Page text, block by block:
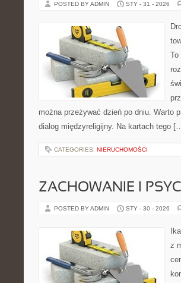
POSTED BY ADMIN STY - 31 - 2026
To
można przeżywać dzień po dniu.
dialog międzyreligijny. Na kartach tego
CATEGORIES: NIERUCHOMOŚCI
ZACHOWANIE I
POSTED BY ADMIN STY - 30 - 2026
z